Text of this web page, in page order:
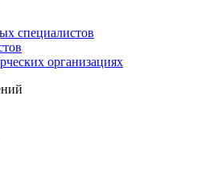
специалистов
организациях